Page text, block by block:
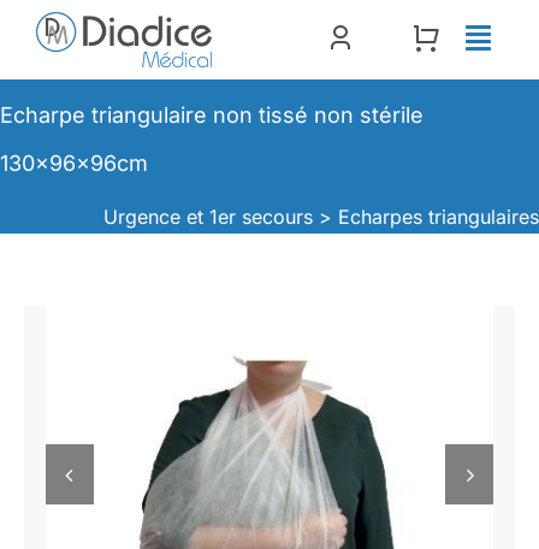
Passer
contenu
Echarpe triangulaire non tissé non stérile
130x96x96cm
Urgence et 1er secours > Echarpes triangulaires